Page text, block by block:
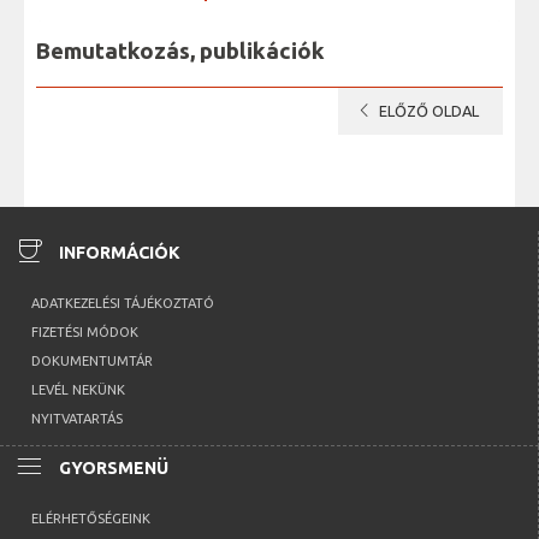
Bemutatkozás, publikációk
chevron_left ELŐZŐ OLDAL
coffee INFORMÁCIÓK
ADATKEZELÉSI TÁJÉKOZTATÓ
FIZETÉSI MÓDOK
DOKUMENTUMTÁR
LEVÉL NEKÜNK
NYITVATARTÁS
menu GYORSMENÜ
ELÉRHETŐSÉGEINK